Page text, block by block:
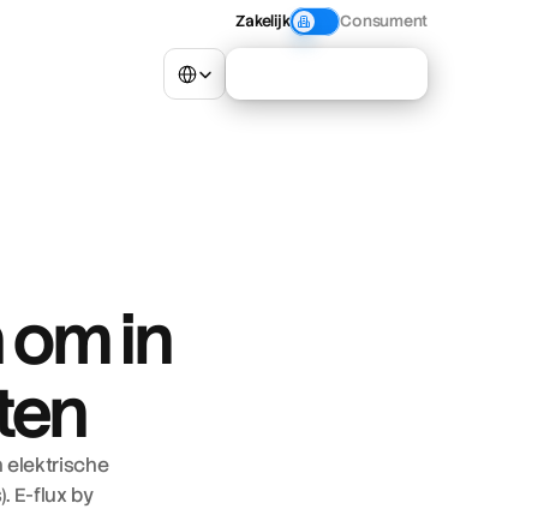
in
elektrische
E-flux by
Zakelijk Consument
Select Language